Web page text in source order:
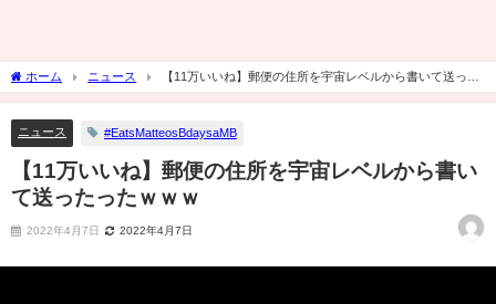
ホーム ニュース
【11万いいね】郵便の住所を宇宙レベルから書いて送った
ったｗｗｗ
ニュース #EatsMatteosBdaysaMB
【11万いいね】郵便の住所を宇宙レベルから書い
て送ったったｗｗｗ
2022年4月7日 2022年4月7日